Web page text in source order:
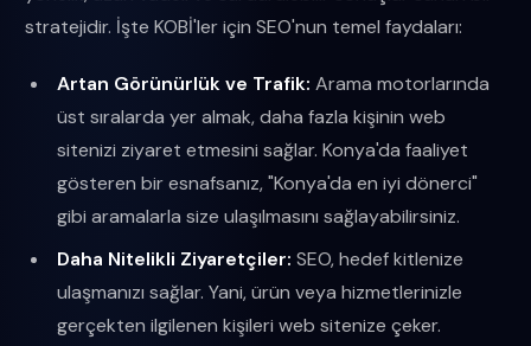
stratejidir. İşte KOBİ'ler için SEO'nun temel faydaları:
Artan Görünürlük ve Trafik: Arama motorlarında
üst sıralarda yer almak, daha fazla kişinin web
sitenizi ziyaret etmesini sağlar. Konya'da faaliyet
gösteren bir esnafsanız, "Konya'da en iyi dönerci"
gibi aramalarla size ulaşılmasını sağlayabilirsiniz.
Daha Nitelikli Ziyaretçiler: SEO, hedef kitlenize
ulaşmanızı sağlar. Yani, ürün veya hizmetlerinizle
gerçekten ilgilenen kişileri web sitenize çeker.